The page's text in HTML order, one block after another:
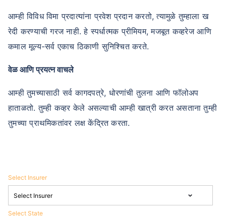
आम्ही विविध विमा प्रदात्यांना प्रवेश प्रदान करतो, त्यामुळे तुम्हाला ख
रेदी करण्याची गरज नाही. हे स्पर्धात्मक प्रीमियम, मजबूत कव्हरेज आणि
कमाल मूल्य-सर्व एकाच ठिकाणी सुनिश्चित करते.
वेळ आणि प्रयत्न वाचले
आम्ही तुमच्यासाठी सर्व कागदपत्रे, धोरणांची तुलना आणि फॉलोअप
हाताळतो. तुम्ही कव्हर केले असल्याची आम्ही खात्री करत असताना तुम्ही
तुमच्या प्राथमिकतांवर लक्ष केंद्रित करता.
Select Insurer
Select State